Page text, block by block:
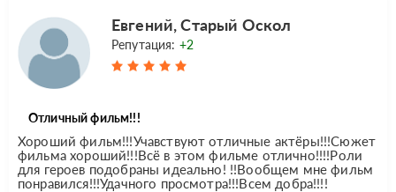
Евгений, Старый Оскол
Репутация: +2
Отличный фильм!!!
Хороший фильм!!!Учавствуют отличные актёры!!!Сюжет
фильма хороший!!!Всё в этом фильме отлично!!!!Роли
для героев подобраны идеально! !!Вообщем мне фильм
понравился!!!Удачного просмотра!!!Всем добра!!!!